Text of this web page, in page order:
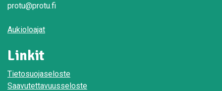
protu@protu.fi
Aukioloajat
Linkit
Tietosuojaseloste
Saavutettavuusseloste